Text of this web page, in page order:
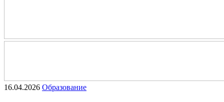
16.04.2026 Образование